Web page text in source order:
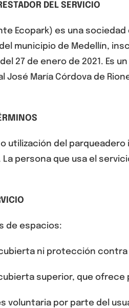
DEL SERVICIO
Ecopark) es una
del municipio de Medellín,
27 de enero de 2021. Es
José María Córdova de
utilización del
La persona que usa el
de espacios:
ni protección contra
superior, que
voluntaria por parte del